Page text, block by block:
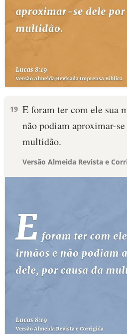
19 E foram ter com ele sua
não podiam aproximar-
multidão.
Versão Almeida Revista e